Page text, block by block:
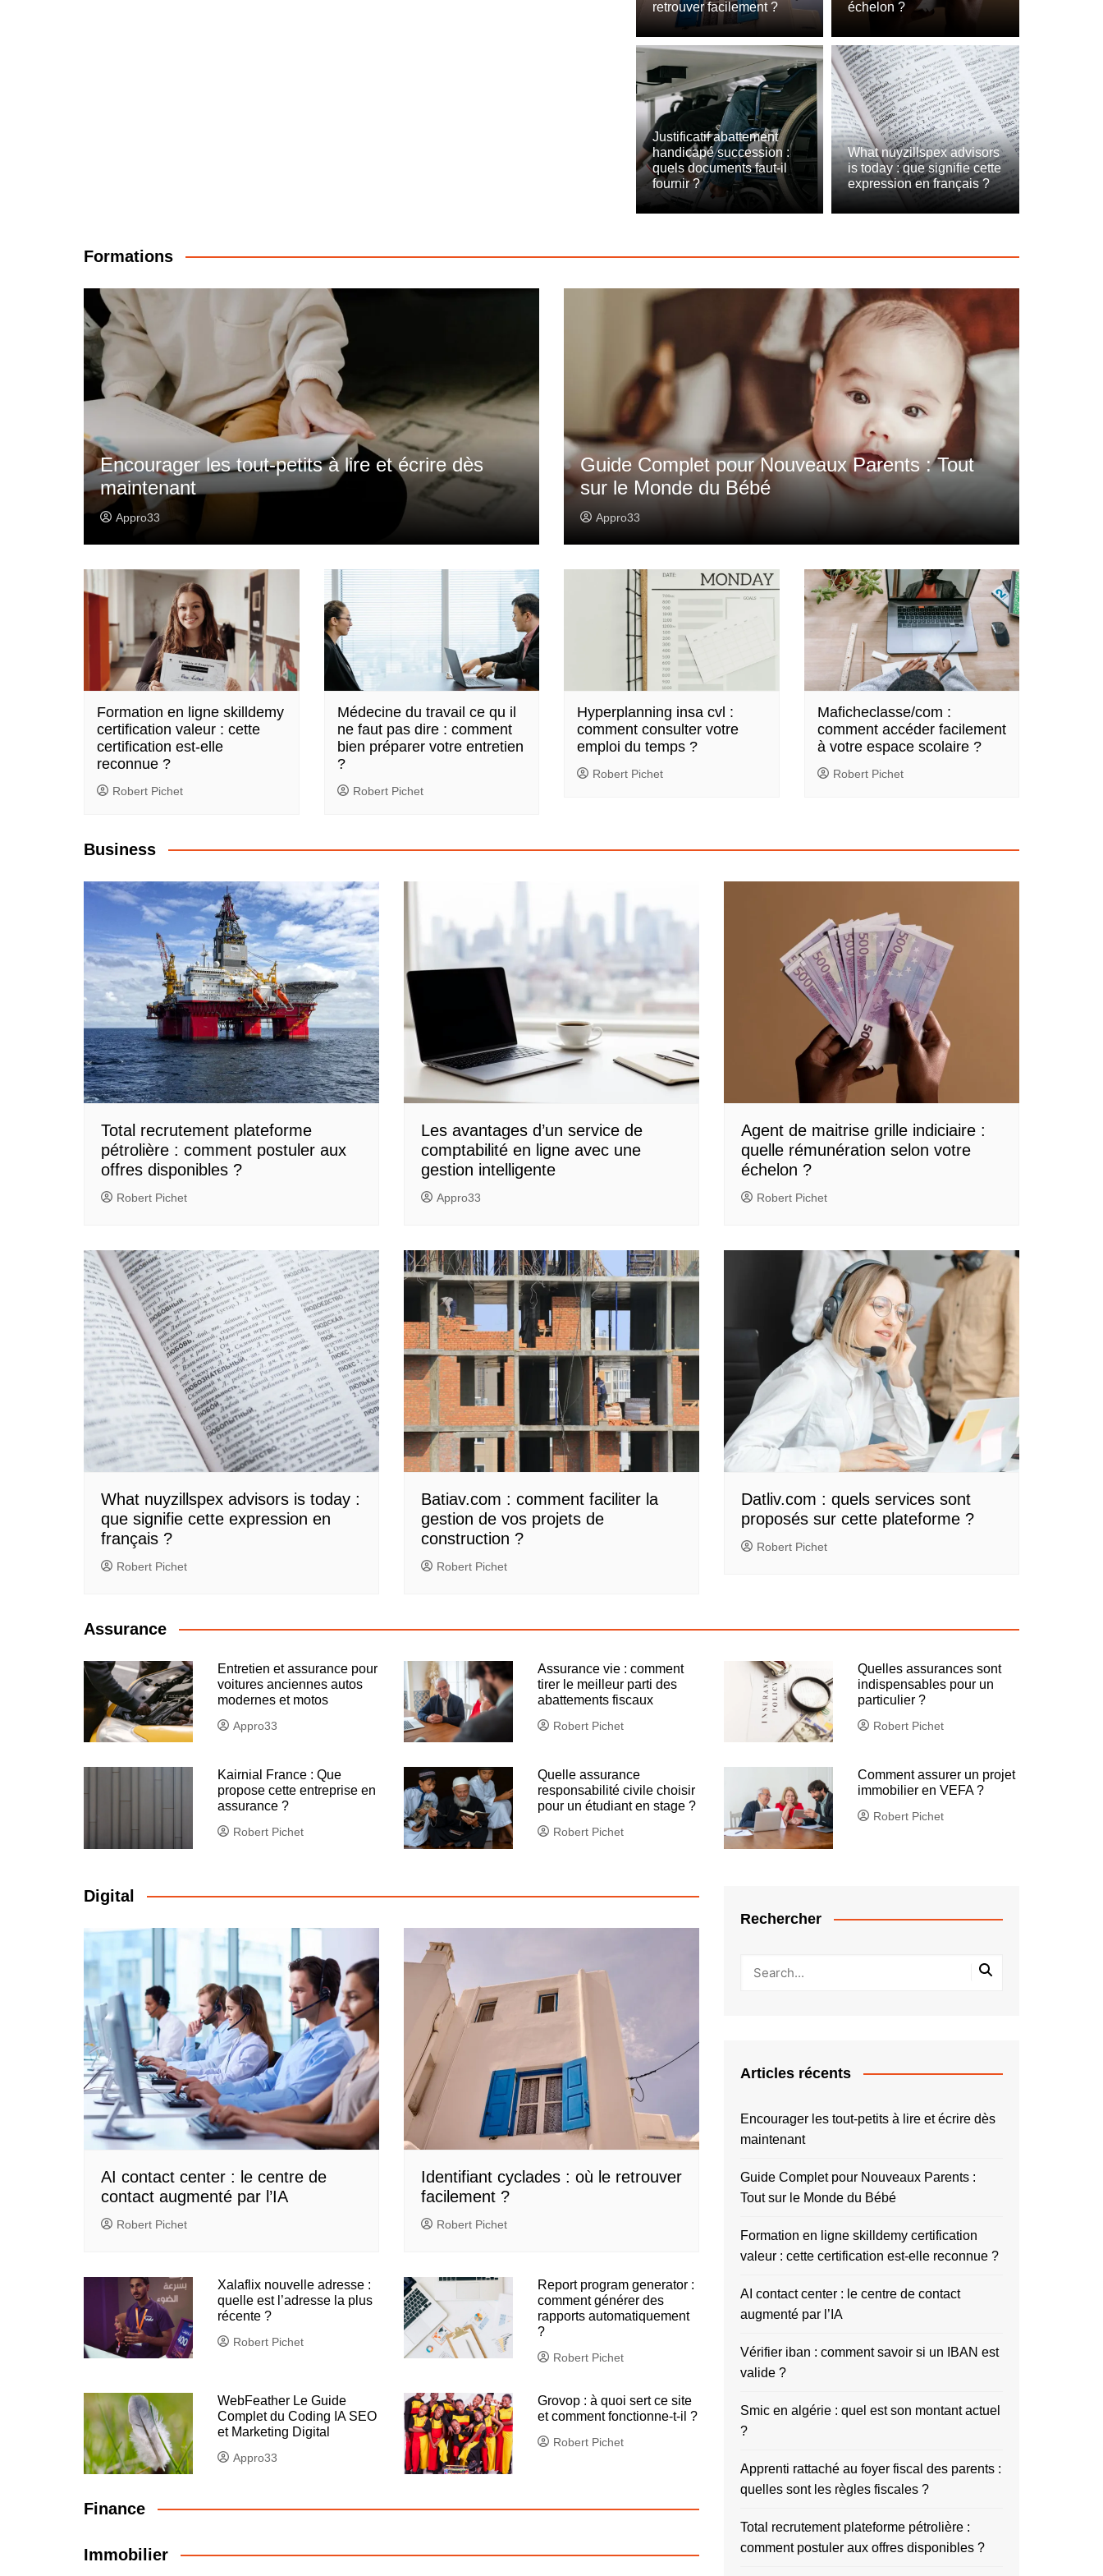
retrouver facilement ?
échelon ?
Justificatif abattement
handicapé succession :
quels documents faut-il
fournir ?
What nuyzillspex advisors
is today : que signifie cette
expression en français ?
Formations
Encourager les tout-petits à lire et écrire dès
maintenant
Appro33
Guide Complet pour Nouveaux Parents : Tout
sur le Monde du Bébé
Appro33
Formation en ligne skilldemy
certification valeur : cette
certification est-elle
reconnue ?
Robert Pichet
Médecine du travail ce qu il
ne faut pas dire : comment
bien préparer votre entretien
?
Robert Pichet
Hyperplanning insa cvl :
comment consulter votre
emploi du temps ?
Robert Pichet
Maficheclasse/com :
comment accéder facilement
à votre espace scolaire ?
Robert Pichet
Business
Total recrutement plateforme
pétrolière : comment postuler aux
offres disponibles ?
Robert Pichet
Les avantages d’un service de
comptabilité en ligne avec une
gestion intelligente
Appro33
Agent de maitrise grille indiciaire :
quelle rémunération selon votre
échelon ?
Robert Pichet
What nuyzillspex advisors is today :
que signifie cette expression en
français ?
Robert Pichet
Batiav.com : comment faciliter la
gestion de vos projets de
construction ?
Robert Pichet
Datliv.com : quels services sont
proposés sur cette plateforme ?
Robert Pichet
Assurance
Entretien et assurance pour
voitures anciennes autos
modernes et motos
Appro33
Assurance vie : comment
tirer le meilleur parti des
abattements fiscaux
Robert Pichet
Quelles assurances sont
indispensables pour un
particulier ?
Robert Pichet
Kairnial France : Que
propose cette entreprise en
assurance ?
Robert Pichet
Quelle assurance
responsabilité civile choisir
pour un étudiant en stage ?
Robert Pichet
Comment assurer un projet
immobilier en VEFA ?
Robert Pichet
Digital
AI contact center : le centre de
contact augmenté par l’IA
Robert Pichet
Identifiant cyclades : où le retrouver
facilement ?
Robert Pichet
Xalaflix nouvelle adresse :
quelle est l’adresse la plus
récente ?
Robert Pichet
Report program generator :
comment générer des
rapports automatiquement
?
Robert Pichet
WebFeather Le Guide
Complet du Coding IA SEO
et Marketing Digital
Appro33
Grovop : à quoi sert ce site
et comment fonctionne-t-il ?
Robert Pichet
Finance
Immobilier
Rechercher
Articles récents
Encourager les tout-petits à lire et écrire dès
maintenant
Guide Complet pour Nouveaux Parents :
Tout sur le Monde du Bébé
Formation en ligne skilldemy certification
valeur : cette certification est-elle reconnue ?
AI contact center : le centre de contact
augmenté par l’IA
Vérifier iban : comment savoir si un IBAN est
valide ?
Smic en algérie : quel est son montant actuel
?
Apprenti rattaché au foyer fiscal des parents :
quelles sont les règles fiscales ?
Total recrutement plateforme pétrolière :
comment postuler aux offres disponibles ?